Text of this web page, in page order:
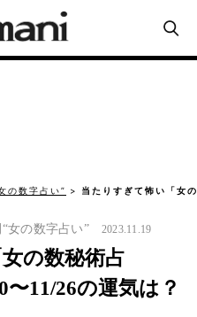
の数字占い” 当たりすぎて怖い「女
女の数字占い” 2023.11.19
の数秘術占
11/26の運気は？